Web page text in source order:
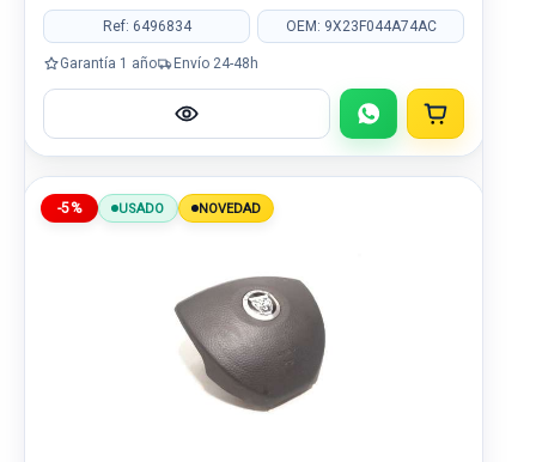
Ref: 6496834 OEM: 9X23F044A74AC
Garantía 1 año Envío 24-48h
-5% USADO NOVEDAD